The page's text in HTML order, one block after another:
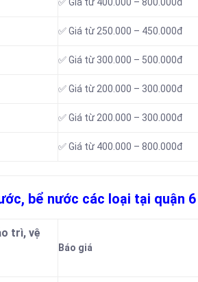
✅ Giá từ 400.000 – 800.000đ
✅ Giá từ 250.000 – 450.000đ
✅ Giá từ 300.000 – 500.000đ
✅ Giá từ 200.000 – 300.000đ
✅ Giá từ 200.000 – 300.000đ
✅ Giá từ 400.000 – 800.000đ
bể nước các loại tại quận 6
trì, vệ
Báo giá